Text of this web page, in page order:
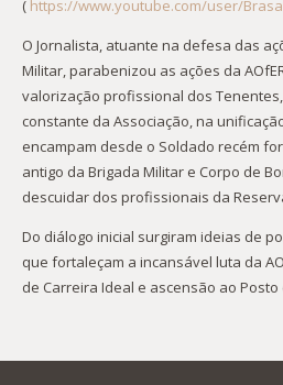
( https://www.youtube.com/user/
O Jornalista, atuante na defesa das
Militar, parabenizou as ações da
valorização profissional dos
constante da Associação, na
encampam desde o Soldado recém
antigo da Brigada Militar e Corpo de
descuidar dos profissionais da
Do diálogo inicial surgiram ideias de
que fortaleçam a incansável luta da
de Carreira Ideal e ascensão ao Posto